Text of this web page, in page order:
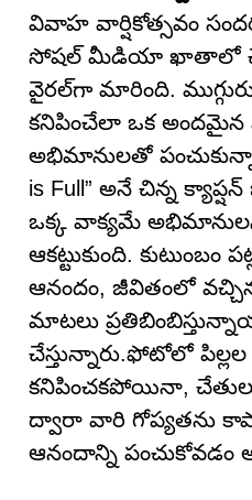
వివాహ వార్షికోత్సవం
సోషల్ మీడియా ఖాతాలో
వైరల్‌గా మారింది.
కనిపించేలా ఒక
అభిమానులతో
is Full” అనే చిన్న
ఒక్క వాక్యమే
ఆకట్టుకుంది. కుటుంబం
ఆనందం, జీవితంలో
మాటలు
చేస్తున్నారు.ఫోటోలో
కనిపించకపోయినా,
ద్వారా వారి గోప్యతను
ఆనందాన్ని పంచుకోవడం